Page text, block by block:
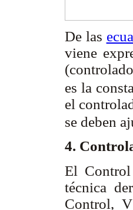
De las
viene
es la
el
se deben
4.
El
técnica
Control,